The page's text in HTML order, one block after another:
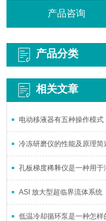
产品咨询
产品分类
相关文章
电动移液器有五种操作模式
冷冻研磨仪的性能及原理简
孔板梯度稀释仪是一种用
ASI 放大型超临界流体系统
低温冷却循环泵是一种怎样